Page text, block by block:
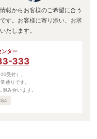
報からお客様のご希望に合う
す。お客様に寄り添い、お求
たします。
ンター
333
受付）。
通りです。
み合います。